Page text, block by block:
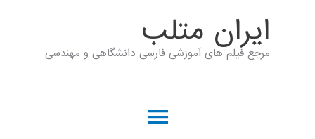
ايران متلب
مرجع فیلم های آموزشی فارسی دانشگاهی و مهندسی
فهرست